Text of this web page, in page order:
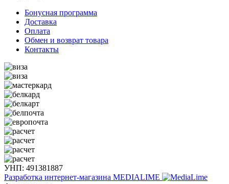
Бонусная программа
Доставка
Оплата
Обмен и возврат товара
Контакты
УНП: 491381887
Разработка интернет-магазина MEDIALIME